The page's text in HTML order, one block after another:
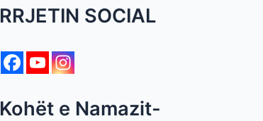
RRJETIN SOCIAL
Kohët e Namazit-